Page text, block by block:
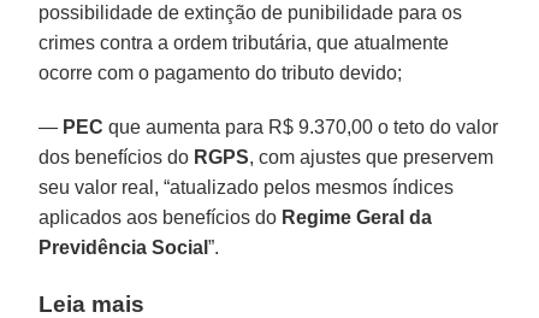
possibilidade de extinção de punibilidade para os
crimes contra a ordem tributária, que atualmente
ocorre com o pagamento do tributo devido;
— PEC que aumenta para R$ 9.370,00 o teto do valor
dos benefícios do RGPS, com ajustes que preservem
seu valor real, “atualizado pelos mesmos índices
aplicados aos benefícios do Regime Geral da
Previdência Social”.
Leia mais